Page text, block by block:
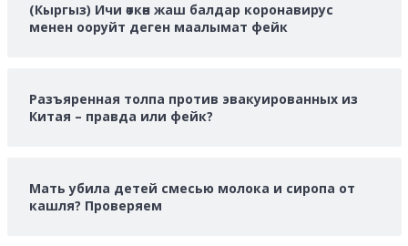
(Кыргыз) Ичи өткөн жаш балдар коронавирус
менен ооруйт деген маалымат фейк
Разъяренная толпа против эвакуированных из
Китая – правда или фейк?
Мать убила детей смесью молока и сиропа от
кашля? Проверяем